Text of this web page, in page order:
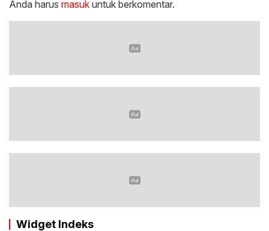
Anda harus masuk untuk berkomentar.
Widget Indeks